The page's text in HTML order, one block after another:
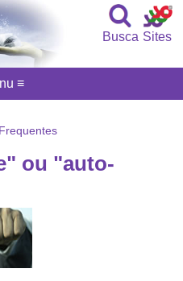
Sites
Busca
ou "auto-